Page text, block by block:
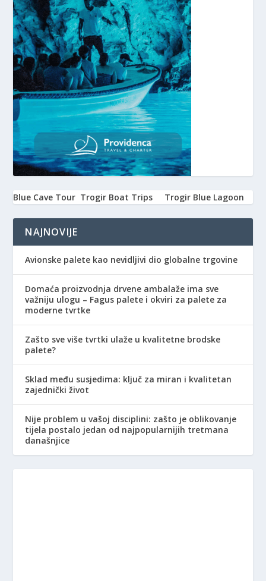
Blue Cave Tour Trogir Boat Trips Trogir Blue Lagoon
NAJNOVIJE
Avionske palete kao nevidljivi dio globalne trgovine
Domaća proizvodnja drvene ambalaže ima sve
važniju ulogu – Fagus palete i okviri za palete za
moderne tvrtke
Zašto sve više tvrtki ulaže u kvalitetne brodske
palete?
Sklad među susjedima: ključ za miran i kvalitetan
zajednički život
Nije problem u vašoj disciplini: zašto je oblikovanje
tijela postalo jedan od najpopularnijih tretmana
današnjice